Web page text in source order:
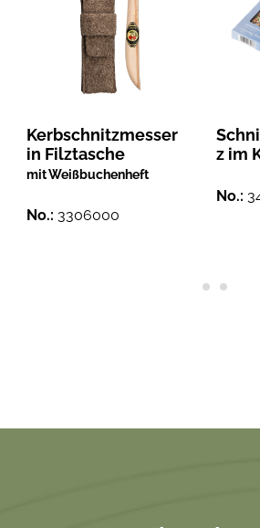
Kerbschnitzmesser
in Filztasche
mit Weißbuchenheft
No.: 3306000
z im
No.: